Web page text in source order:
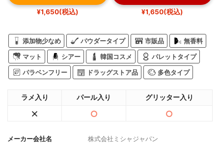
¥1,650(税込) ¥1,650(税込)
添加物少なめ パウダータイプ 市販品 無香料
マット シアー 韓国コスメ パレットタイプ
パラベンフリー ドラッグストア品 多色タイプ
ラメ入り パール入り グリッター入り
メーカー会社名
株式会社ミシャジャパン